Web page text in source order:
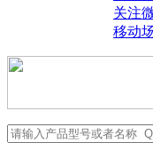
关注
移动